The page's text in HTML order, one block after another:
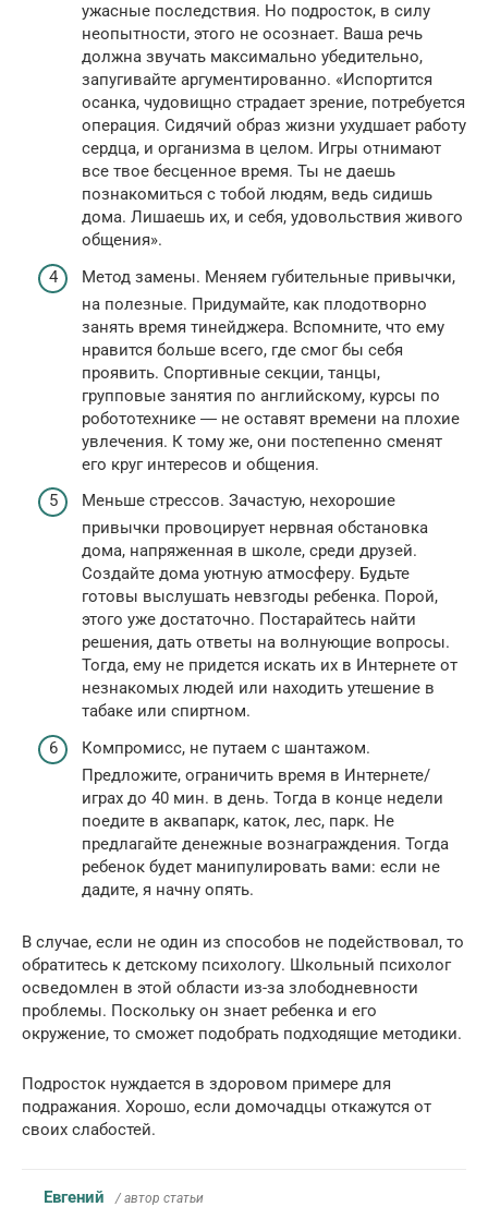
ужасные последствия. Но подросток, в силу
неопытности, этого не осознает. Ваша речь
должна звучать максимально убедительно,
запугивайте аргументированно. «Испортится
осанка, чудовищно страдает зрение, потребуется
операция. Сидячий образ жизни ухудшает работу
сердца, и организма в целом. Игры отнимают
все твое бесценное время. Ты не даешь
познакомиться с тобой людям, ведь сидишь
дома. Лишаешь их, и себя, удовольствия живого
общения».
Метод замены. Меняем губительные привычки,
на полезные. Придумайте, как плодотворно
занять время тинейджера. Вспомните, что ему
нравится больше всего, где смог бы себя
проявить. Спортивные секции, танцы,
групповые занятия по английскому, курсы по
робототехнике ― не оставят времени на плохие
увлечения. К тому же, они постепенно сменят
его круг интересов и общения.
Меньше стрессов. Зачастую, нехорошие
привычки провоцирует нервная обстановка
дома, напряженная в школе, среди друзей.
Создайте дома уютную атмосферу. Будьте
готовы выслушать невзгоды ребенка. Порой,
этого уже достаточно. Постарайтесь найти
решения, дать ответы на волнующие вопросы.
Тогда, ему не придется искать их в Интернете от
незнакомых людей или находить утешение в
табаке или спиртном.
Компромисс, не путаем с шантажом.
Предложите, ограничить время в Интернете/
играх до 40 мин. в день. Тогда в конце недели
поедите в аквапарк, каток, лес, парк. Не
предлагайте денежные вознаграждения. Тогда
ребенок будет манипулировать вами: если не
дадите, я начну опять.
В случае, если не один из способов не подействовал, то
обратитесь к детскому психологу. Школьный психолог
осведомлен в этой области из-за злободневности
проблемы. Поскольку он знает ребенка и его
окружение, то сможет подобрать подходящие методики.
Подросток нуждается в здоровом примере для
подражания. Хорошо, если домочадцы откажутся от
своих слабостей.
Евгений / автор статьи